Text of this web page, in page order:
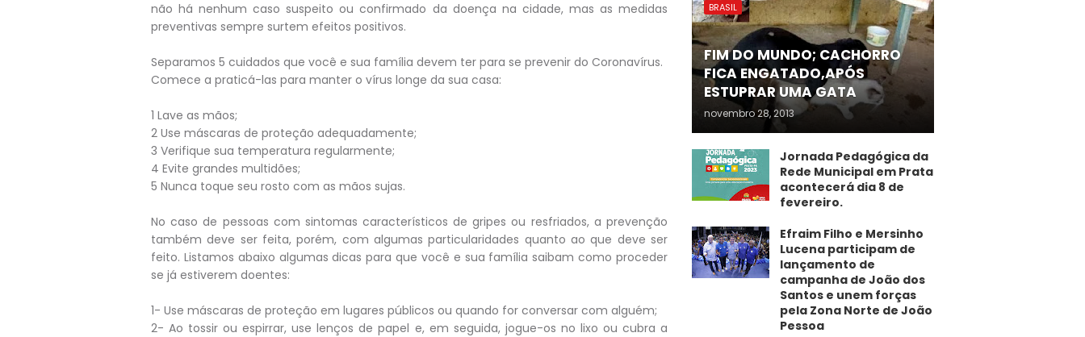
não há nenhum caso suspeito ou confirmado da doença na cidade, mas as medidas
preventivas sempre surtem efeitos positivos.
Separamos 5 cuidados que você e sua família devem ter para se prevenir do Coronavírus.
Comece a praticá-las para manter o vírus longe da sua casa:
1 Lave as mãos;
2 Use máscaras de proteção adequadamente;
3 Verifique sua temperatura regularmente;
4 Evite grandes multidões;
5 Nunca toque seu rosto com as mãos sujas.
No caso de pessoas com sintomas característicos de gripes ou resfriados, a prevenção
também deve ser feita, porém, com algumas particularidades quanto ao que deve ser
feito. Listamos abaixo algumas dicas para que você e sua família saibam como proceder
se já estiverem doentes:
1- Use máscaras de proteção em lugares públicos ou quando for conversar com alguém;
2- Ao tossir ou espirrar, use lenços de papel e, em seguida, jogue-os no lixo ou cubra a
BRASIL
FIM DO MUNDO; CACHORRO
FICA ENGATADO,APÓS
ESTUPRAR UMA GATA
novembro 28, 2013
Jornada Pedagógica da
Rede Municipal em Prata
acontecerá dia 8 de
fevereiro.
Efraim Filho e Mersinho
Lucena participam de
lançamento de
campanha de João dos
Santos e unem forças
pela Zona Norte de João
Pessoa